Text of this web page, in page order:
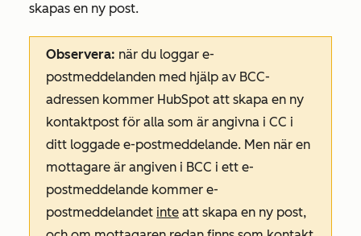
skapas en ny post.
Observera: när du loggar e-
postmeddelanden med hjälp av BCC-
adressen kommer HubSpot att skapa en ny
kontaktpost för alla som är angivna i CC i
ditt loggade e-postmeddelande. Men när en
mottagare är angiven i BCC i ett e-
postmeddelande kommer e-
postmeddelandet inte att skapa en ny post,